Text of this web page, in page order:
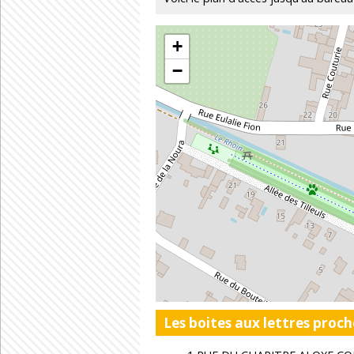
+
−
Les boites aux lettres